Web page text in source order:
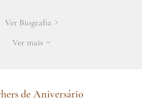
Ver Biografia
Ver mais
de Aniversário